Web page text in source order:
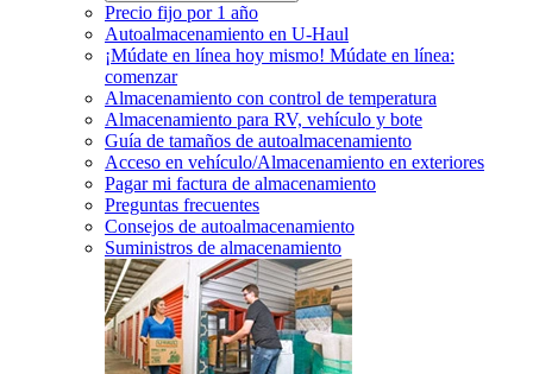
Precio fijo por 1 año
Autoalmacenamiento en U-Haul
¡Múdate en línea hoy mismo! Múdate en línea:
comenzar
Almacenamiento con control de temperatura
Almacenamiento para RV, vehículo y bote
Guía de tamaños de autoalmacenamiento
Acceso en vehículo/Almacenamiento en exteriores
Pagar mi factura de almacenamiento
Preguntas frecuentes
Consejos de autoalmacenamiento
Suministros de almacenamiento